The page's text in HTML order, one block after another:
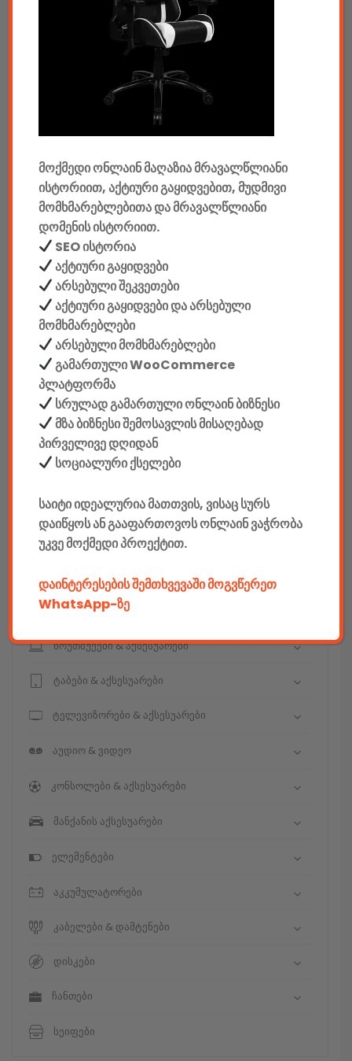
ტაბები & აქსესუარები
აუდიო & ვიდეო
მანქანის აქსესუარები
ელემენტები
აკკუმულატორები
კაბელები & დამტენები
დისკები
ჩანთები
სეიფები
კონსტრუქტორები
E-mobility
კომპიუტერები & აქსესუარები
ტელეფონები & აქსესუარები
კამერები & აქსესუარები
ნოუთბუქები & აქსესუარები
ტაბები & აქსესუარები
ტელევიზორები & აქსესუარები
აუდიო & ვიდეო
კონსოლები & აქსესუარები
მანქანის აქსესუარები
ელემენტები
აკკუმულატორები
კაბელები & დამტენები
დისკები
ჩანთები
სეიფები
მოქმედი ონლაინ მაღაზია მრავალწლიანი
ისტორიით, აქტიური გაყიდვებით, მუდმივი
მომხმარებლებითა და მრავალწლიანი
დომენის ისტორიით.
SEO ისტორია
აქტიური გაყიდვები
არსებული შეკვეთები
აქტიური გაყიდვები და არსებული
მომხმარებლები
არსებული მომხმარებლები
გამართული WooCommerce
პლატფორმა
სრულად გამართული ონლაინ ბიზნესი
მზა ბიზნესი შემოსავლის მისაღებად
პირველივე დღიდან
სოციალური ქსელები
საიტი იდეალურია მათთვის, ვისაც სურს
დაიწყოს ან გააფართოვოს ონლაინ ვაჭრობა
უკვე მოქმედი პროექტით.
დაინტერესების შემთხვევაში მოგვწერეთ
WhatsApp-ზე